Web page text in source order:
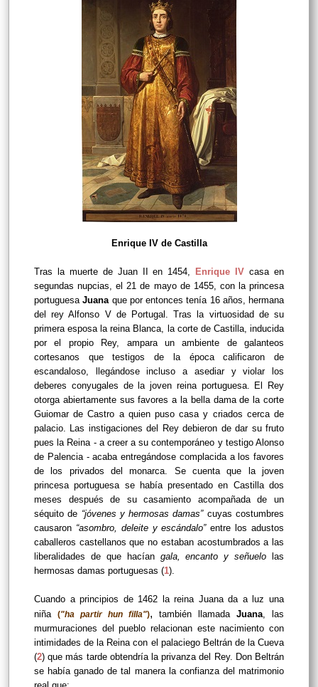
Enrique IV de Castilla
Tras la muerte de Juan II en 1454, Enrique IV casa en
segundas nupcias, el 21 de mayo de 1455, con la princesa
portuguesaJuana que por entonces tenía 16 años, hermana
del rey Alfonso V de Portugal. Tras la virtuosidad de su
primera esposa la reina Blanca, la corte de Castilla, inducida
por el propio Rey, ampara un ambiente de galanteos
cortesanos que testigos de la época calificaron de
escandaloso, llegándose incluso a asediar y violar los
deberes conyugales de la joven reina portuguesa. El Rey
otorga abiertamente sus favores a la bella dama de la corte
Guiomar de Castro a quien puso casa y criados cerca de
palacio. Las instigaciones del Rey debieron de dar su fruto
pues la Reina - a creer a su contemporáneo y testigo Alonso
de Palencia - acaba entregándose complacida a los favores
de los privados del monarca. Se cuenta que la joven
princesa portuguesa se había presentado en Castilla dos
meses después de su casamiento acompañada de un
séquito de “jóvenes y hermosas damas” cuyas costumbres
causaron “asombro, deleite y escándalo”entre los adustos
caballeros castellanos que no estaban acostumbrados a las
liberalidades de que hacían gala, encanto y señuelo
las
hermosas damas portuguesas (1).
Cuando a principios de 1462 la reina Juana da a luz una
niña ("ha partir hun filla"), también llamada Juana, las
murmuraciones del pueblo relacionan este nacimiento con
intimidades de la Reina con el palaciego Beltrán de la Cueva
(2) que más tarde obtendría la privanza del Rey. Don Beltrán
se había ganado de tal manera la confianza del matrimonio